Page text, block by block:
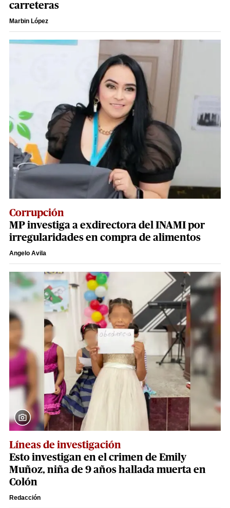
carreteras
Marbin López
Corrupción
MP investiga a exdirectora del INAMI por
irregularidades en compra de alimentos
Angelo Avila
Líneas de investigación
Esto investigan en el crimen de Emily
Muñoz, niña de 9 años hallada muerta en
Colón
Redacción